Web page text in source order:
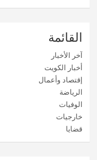
القائمة
آخر الأخبار
أخبار الكويت
إقتصاد وأعمال
الرياضة
الوفيات
خارجيات
قضايا